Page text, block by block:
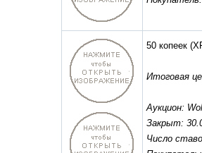
50 копеек
Итоговая
Аукцион:
Закрыт:
Число